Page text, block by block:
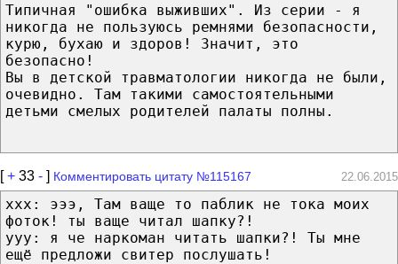
Типичная "ошибка выживших". Из серии - я
никогда не пользуюсь ремнями безопасности,
курю, бухаю и здоров! Значит, это
безопасно!
Вы в детской травматологии никогда не были,
очевидно. Там такими самостоятельными
детьми смелых родителей палаты полны.
[+ 33 - ] Комментировать цитату №115167 22.06.2015
xxx: эээ, Там ваще то паблик не тока моих
фоток! ты ваще читал шапку?!
yyy: я че наркоман читать шапки?! Ты мне
ещё предложи свитер послушать!